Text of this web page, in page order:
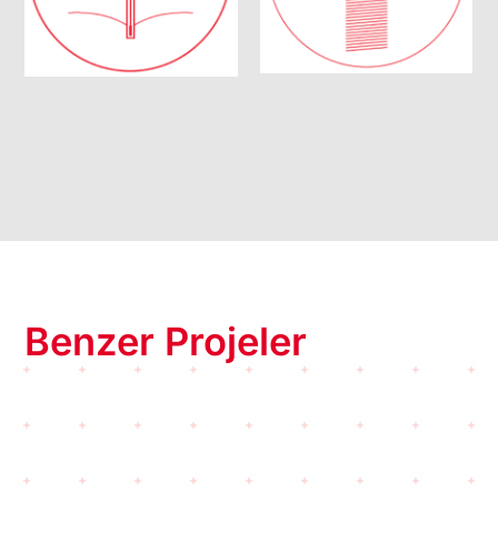
Benzer Projeler